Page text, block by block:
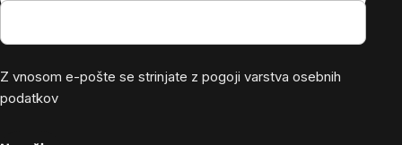
Z vnosom e-pošte se strinjate z pogoji varstva osebnih
podatkov